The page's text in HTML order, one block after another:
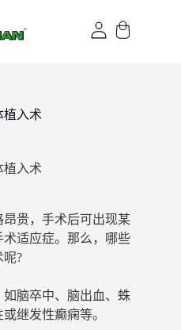
植入术
植入术
贵，手术后可出现某
适应症。那么，哪些
呢?
脑卒中、脑出血、蛛
继发性癫痫等。